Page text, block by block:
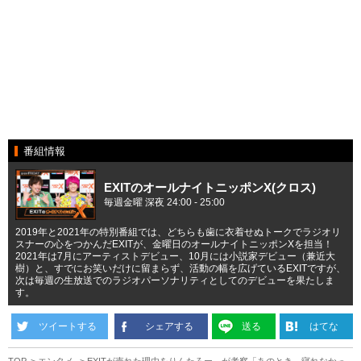
番組情報
EXITのオールナイトニッポンX(クロス)
毎週金曜 深夜 24:00 - 25:00
2019年と2021年の特別番組では、どちらも歯に衣着せぬトークでラジオリ
スナーの心をつかんだEXITが、金曜日のオールナイトニッポンXを担当！
2021年は7月にアーティストデビュー、10月には小説家デビュー（兼近大
樹）と、すでにお笑いだけに留まらず、活動の幅を広げているEXITですが、
次は毎週の生放送でのラジオパーソナリティとしてのデビューを果たしま
す。
ツイートする シェアする 送る はてな